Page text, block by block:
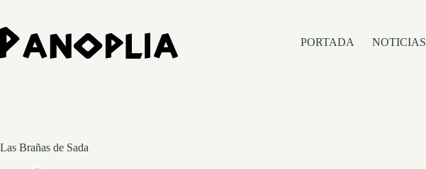
contenido
PORTADA
NOTICIAS
Las Brañas de Sada